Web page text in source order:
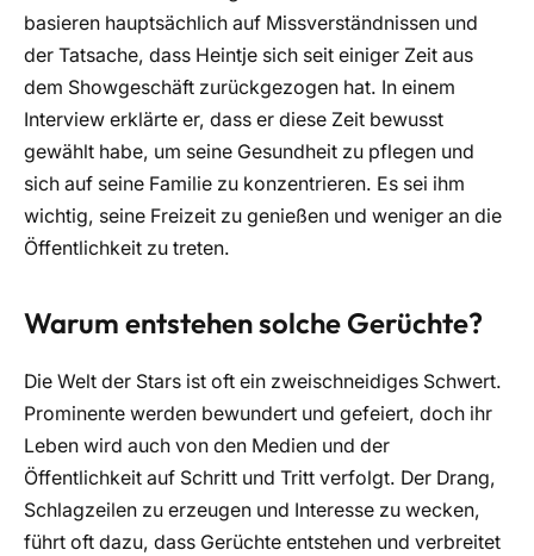
basieren hauptsächlich auf Missverständnissen und
der Tatsache, dass Heintje sich seit einiger Zeit aus
dem Showgeschäft zurückgezogen hat. In einem
Interview erklärte er, dass er diese Zeit bewusst
gewählt habe, um seine Gesundheit zu pflegen und
sich auf seine Familie zu konzentrieren. Es sei ihm
wichtig, seine Freizeit zu genießen und weniger an die
Öffentlichkeit zu treten.
Warum entstehen solche Gerüchte?
Die Welt der Stars ist oft ein zweischneidiges Schwert.
Prominente werden bewundert und gefeiert, doch ihr
Leben wird auch von den Medien und der
Öffentlichkeit auf Schritt und Tritt verfolgt. Der Drang,
Schlagzeilen zu erzeugen und Interesse zu wecken,
führt oft dazu, dass Gerüchte entstehen und verbreitet